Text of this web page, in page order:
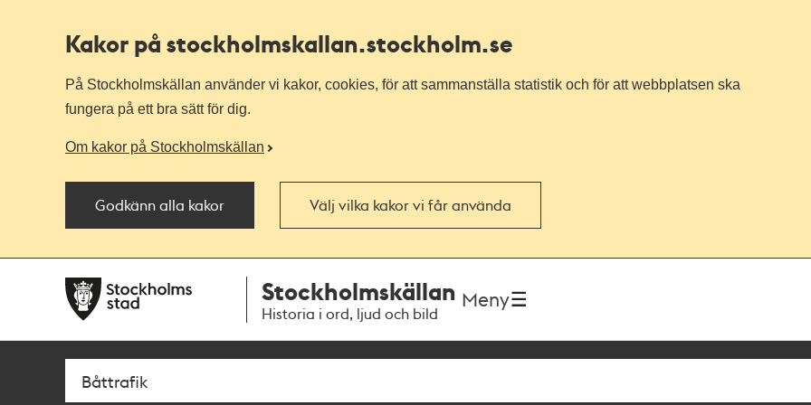
Kakor på stockholmskallan.stockholm.se
På Stockholmskällan använder vi kakor, cookies, för att sammanställa statistik och för att webbplatsen ska
fungera på ett bra sätt för dig.
Om kakor på Stockholmskällan
Godkänn alla kakor Välj vilka kakor vi får använda
navigationen
huvudinnehållet
Stockholmskällan
Historia i ord, ljud och bild
Meny
SökFritextsök